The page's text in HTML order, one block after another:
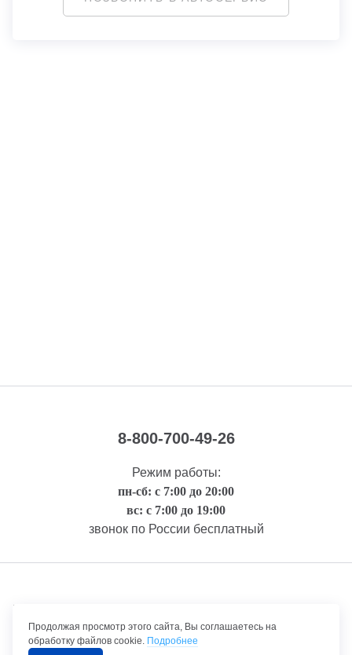
8-800-700-49-26
Режим работы:
пн-сб: с 7:00 до 20:00
вс: с 7:00 до 19:00
звонок по России бесплатный
Правовая информация
Продолжая просмотр этого сайта, Вы соглашаетесь на
обработку файлов cookie. Подробнее